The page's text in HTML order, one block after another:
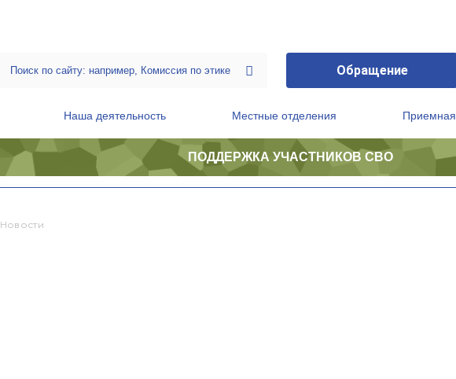
Обращение
Наша деятельность Местные отделения Приемная
ПОДДЕРЖКА УЧАСТНИКОВ СВО
Новости